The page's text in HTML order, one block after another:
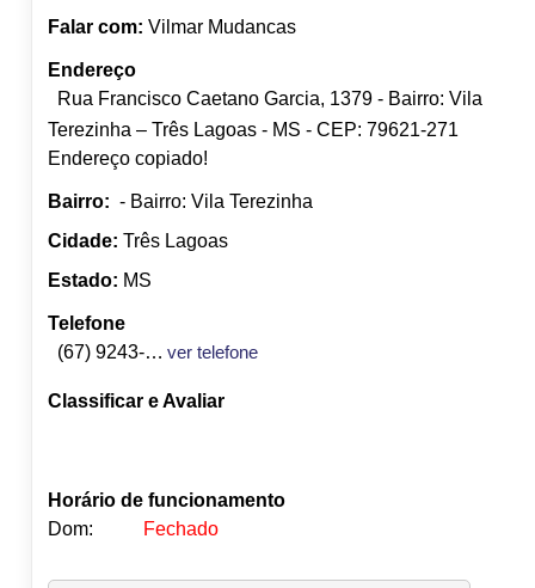
Falar com: Vilmar Mudancas
Endereço
Rua Francisco Caetano Garcia, 1379 - Bairro: Vila
Terezinha – Três Lagoas - MS - CEP: 79621-271
Endereço copiado!
Bairro: - Bairro: Vila Terezinha
Cidade: Três Lagoas
Estado: MS
Telefone
(67) 9243-7335
ver telefone
Classificar e Avaliar
Horário de funcionamento
Dom:
Fechado
Seg: 09:00-18:00